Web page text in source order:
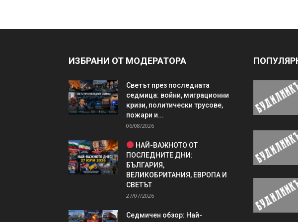
ИЗБРАНИ ОТ МОДЕРАТОРА
Светът през последната
седмица: войни, миграционни
кризи, политически трусове,
пожари и...
06/08/2026
НАЙ-ВАЖНОТО ОТ
ПОСЛЕДНИТЕ ДНИ:
БЪЛГАРИЯ,
ВЕЛИКОБРИТАНИЯ, ЕВРОПА И
СВЕТЪТ
27/07/2026
Седмичен обзор: Най-